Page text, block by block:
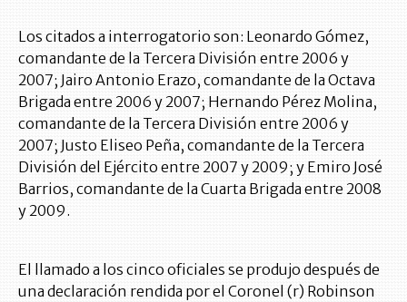
Los citados a interrogatorio son: Leonardo Gómez,
comandante de la Tercera División entre 2006 y
2007; Jairo Antonio Erazo, comandante de la Octava
Brigada entre 2006 y 2007; Hernando Pérez Molina,
comandante de la Tercera División entre 2006 y
2007; Justo Eliseo Peña, comandante de la Tercera
División del Ejército entre 2007 y 2009; y Emiro José
Barrios, comandante de la Cuarta Brigada entre 2008
y 2009.
El llamado a los cinco oficiales se produjo después de
una declaración rendida por el Coronel (r) Robinson